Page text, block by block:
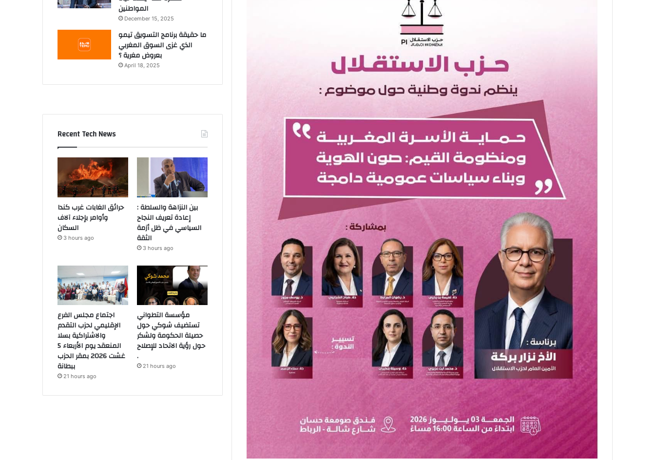
المواطنين
December 15, 2025
ما حقيقة برنامج التسويق تيمو
الذي غزى السوق المغربي
بعروض مغرية ؟
April 18, 2025
Recent Tech News
حرائق الغابات غرب كندا
وأوامر بإجلاء آلاف
السكان
3 hours ago
بين النزاهة والسلطة :
إعادة تعريف النجاح
السياسي في ظل أزمة
الثقة
3 hours ago
اجتماع مجلس الفرع
الإقليمي لحزب التقدم
والاشتراكية بسلا
المنعقد يوم الأربعاء 5
غشت 2026 بمقر الحزب
ببطانة
21 hours ago
مؤسسة التطواني
تستضيف شوكي حول
حصيلة الحكومة ولشكر
حول رؤية الاتحاد للإصلاح
.
21 hours ago